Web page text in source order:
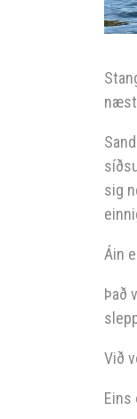
sig
Áin
Það
Við
Eins